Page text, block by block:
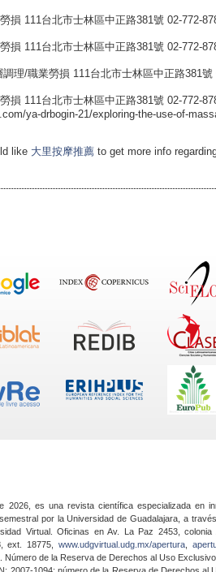
損 111台北市士林區中正路381號 02-772-
損 111台北市士林區中正路381號 02-772-
理/職業勞損 111台北市士林區中正路381號
損 111台北市士林區中正路381號 02-772-
ya-drbogin-21/exploring-the-use-of-
like 大里按摩推薦 to get more info
2026, es una revista científica especializada en
por la Universidad de Guadalajara, a
Virtual. Oficinas en Av. La Paz 2453, colonia
ext. 18775,www.udgvirtual.udg.mx/apertura
Número de la Reserva de Derechos al Uso